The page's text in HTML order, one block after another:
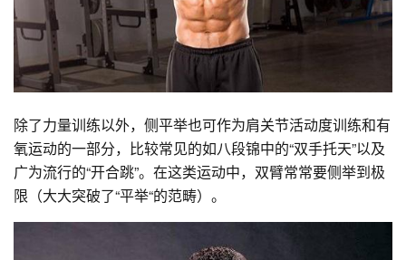
除了力量训练以外，侧平举也可作为肩关节活动度训练和有
氧运动的一部分，比较常见的如八段锦中的“双手托天”以及
广为流行的“开合跳”。在这类运动中，双臂常常要侧举到极
限（大大突破了“平举“的范畴）。